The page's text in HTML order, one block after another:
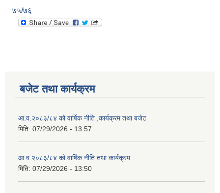
७५/७६
बजेट तथा कार्यक्रम
आ.व.२०८३/८४ को वार्षिक नीति ,कार्यक्रम तथा बजेट
मिति: 07/29/2026 - 13:57
आ.व.२०८३/८४ को वार्षिक नीति तथा कार्यक्रम
मिति: 07/29/2026 - 13:50